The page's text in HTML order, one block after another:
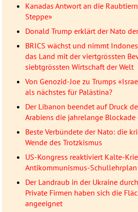
Kanadas Antwort an die
Steppe»
Donald Trump erklärt der Nato
BRICS wächst und nimmt
das Land mit der viertgrössten
siebtgrössten Wirtschaft der Welt
Von Genozid-Joe zu Trumps
als nächstes für Palästina?
Der Libanon beendet auf Druck
Arabiens die jahrelange Blockade
Beste Verbündete der Nato: die
Wende des Trotzkismus
US-Kongress reaktiviert Kalte-
Antikommunismus-Schullehrplan
Der Landraub in der Ukraine
Private Firmen haben sich die
angeeignet